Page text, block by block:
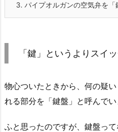
3. パイプオルガンの空気弁を「
「鍵」というよりスイ
物心ついたときから、何の疑
れる部分を「鍵盤」と呼んでい
ふと思ったのですが、鍵盤っ